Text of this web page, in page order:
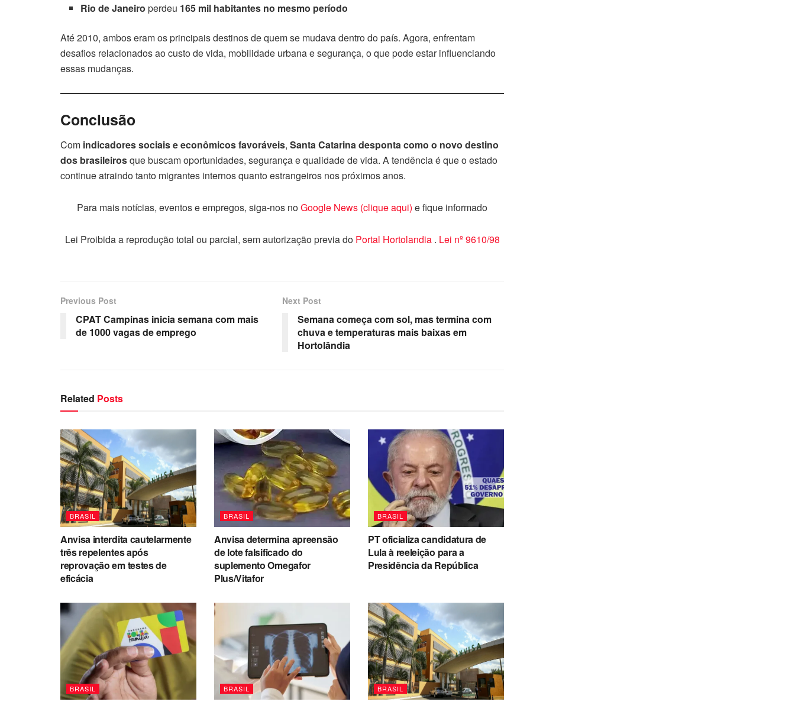
Rio de Janeiro perdeu 165 mil habitantes no mesmo período
Até 2010, ambos eram os principais destinos de quem se mudava dentro do país. Agora, enfrentam
desafios relacionados ao custo de vida, mobilidade urbana e segurança, o que pode estar influenciando
essas mudanças.
Conclusão
Com indicadores sociais e econômicos favoráveis, Santa Catarina desponta como o novo destino
dos brasileirosque buscam oportunidades, segurança e qualidade de vida. A tendência é que o estado
continue atraindo tanto migrantes internos quanto estrangeiros nos próximos anos.
Para mais notícias, eventos e empregos, siga-nos noGoogle News (clique aqui) e fique informado
Lei Proibida a reprodução total ou parcial, sem autorização previa do Portal Hortolandia . Lei nº 9610/98
Previous Post
CPAT Campinas inicia semana com mais
de 1000 vagas de emprego
Next Post
Semana começa com sol, mas termina com
chuva e temperaturas mais baixas em
Hortolândia
Related Posts
BRASIL
Anvisa interdita cautelarmente
três repelentes após
reprovação em testes de
eficácia
BRASIL
Anvisa determina apreensão
de lote falsificado do
suplemento Omegafor
Plus/Vitafor
BRASIL
PT oficializa candidatura de
Lula à reeleição para a
Presidência da República
BRASIL BRASIL BRASIL